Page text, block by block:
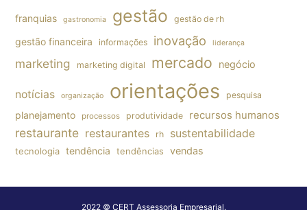
franquias gastronomia gestão gestão de rh
gestão financeira informações inovação liderança
marketing marketing digital mercado negócio
notícias organização orientações pesquisa
planejamento processos produtividade recursos humanos
restaurante restaurantes rh sustentabilidade
tecnologia tendência tendências vendas
2022 © CERT Assessoria Empresarial.